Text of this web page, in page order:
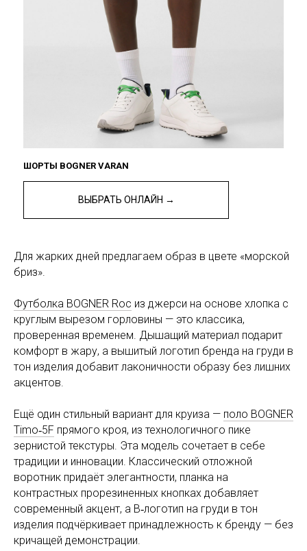
ШОРТЫ BOGNER VARAN
ВЫБРАТЬ ОНЛАЙН →
Для жарких дней предлагаем образ в цвете «морской
бриз».
Футболка BOGNER Roc из джерси на основе хлопка с
круглым вырезом горловины — это классика,
проверенная временем. Дышащий материал подарит
комфорт в жару, а вышитый логотип бренда на груди в
тон изделия добавит лаконичности образу без лишних
акцентов.
Ещё один стильный вариант для круиза — поло BOGNER
Timo‑5F прямого кроя, из технологичного пике
зернистой текстуры. Эта модель сочетает в себе
традиции и инновации. Классический отложной
воротник придаёт элегантности, планка на
контрастных прорезиненных кнопках добавляет
современный акцент, а В‑логотип на груди в тон
изделия подчёркивает принадлежность к бренду — без
кричащей демонстрации.